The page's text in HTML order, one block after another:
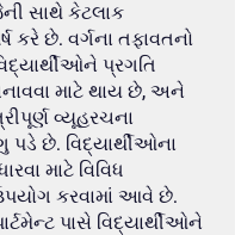
સાથે કેટલાક
કરે છે. વર્ગના તફાવતનો
પ્રગતિ
માટે થાય છે, અને
વ્યૂહરચના
પડે છે. વિદ્યાર્થીઓના
માટે વિવિધ
કરવામાં આવે છે.
પાસે વિદ્યાર્થીઓને